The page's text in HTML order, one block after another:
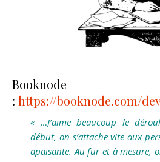
Booknode
: https://booknode.com/
« …J’aime beaucoup le
début, on s’attache vite aux
apaisante. Au fur et à mesure,